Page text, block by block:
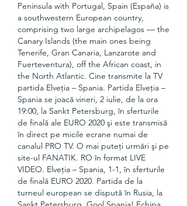
Peninsula with Portugal, Spain (España) is
a southwestern European country,
comprising two large archipelagos — the
Canary Islands (the main ones being
Tenerife, Gran Canaria, Lanzarote and
Fuerteventura), off the African coast, in
the North Atlantic. Cine transmite la TV
partida Elveţia – Spania. Partida Elveţia –
Spania se joacă vineri, 2 iulie, de la ora
19:00, la Sankt Petersburg, în sferturile
de finală ale EURO 2020 şi este transmisă
în direct pe micile ecrane numai de
canalul PRO TV. O mai puteţi urmări şi pe
site-ul FANATIK. RO în format LIVE
VIDEO. Elveția – Spania, 1-1, în sferturile
de finală EURO 2020. Partida de la
turneul european se dispută în Rusia, la